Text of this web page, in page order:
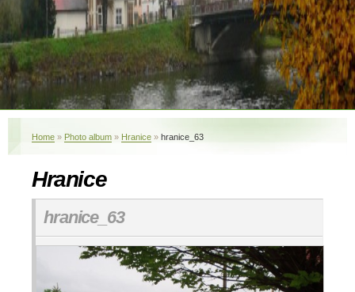
Home » Photo album » Hranice » hranice_63
Hranice
hranice_63